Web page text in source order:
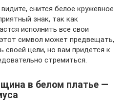
снится белое кружевное
знак, так как
исполнить все свои
символ может предвещать,
своей цели, но вам придется к
стремиться.
в белом платье —